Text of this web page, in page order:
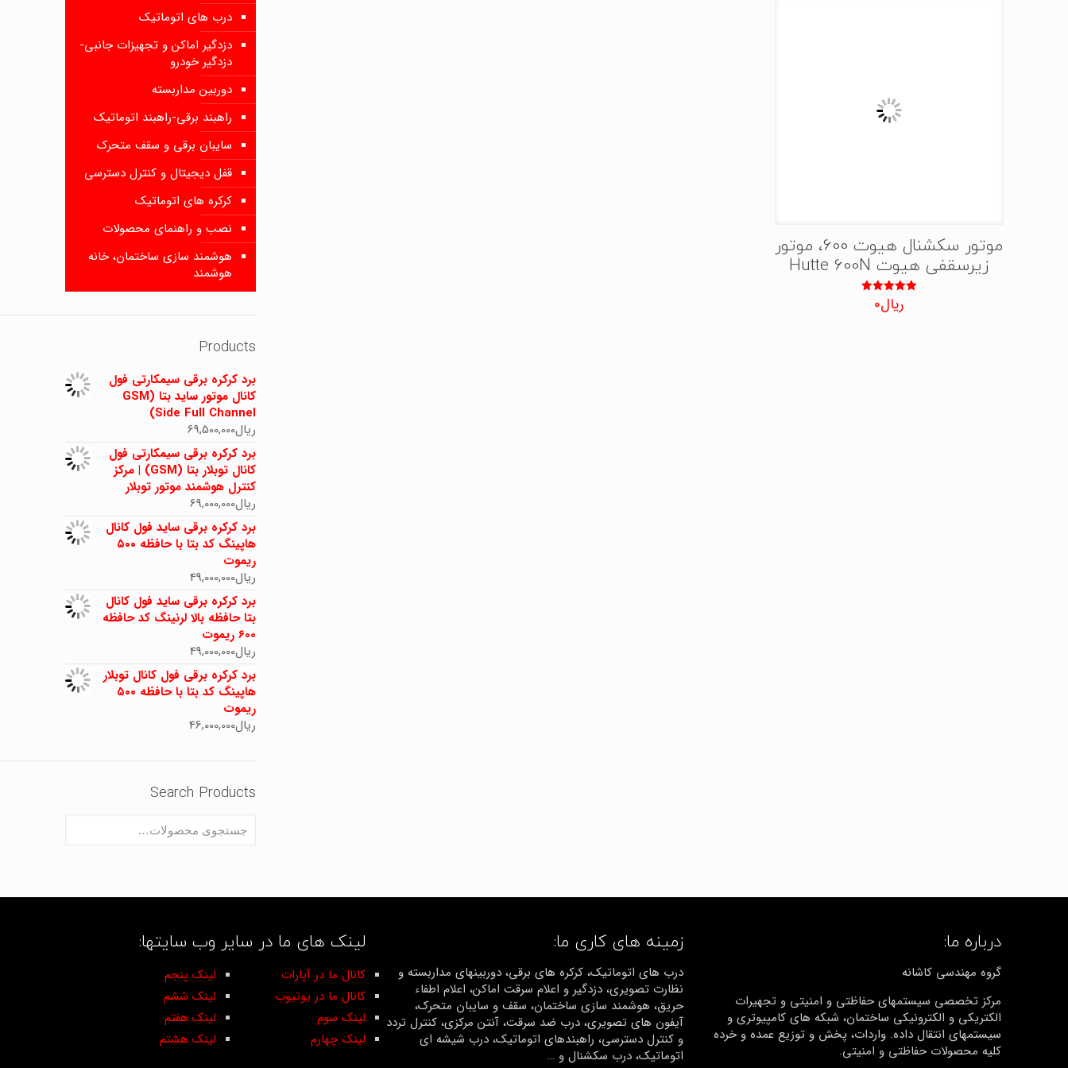
موتور سکشنال هیوت 600، موتور
زیرسقفی هیوت Hutte 600N
نمره
5.00
ریال0
درب های اتوماتیک
دزدگیر اماکن و تجهیزات جانبی-
دزدگیر خودرو
دوربین مداربسته
راهبند برقی-راهبند اتوماتیک
سایبان برقی و سقف متحرک
قفل دیجیتال و کنترل دسترسی
کرکره های اتوماتیک
نصب و راهنمای محصولات
هوشمند سازی ساختمان، خانه
هوشمند
Products
برد کرکره برقی سیمکارتی فول
کانال موتور ساید بتا (GSM
Side Full Channel)
ریال69,500,000
برد کرکره برقی سیمکارتی فول
کانال توبلار بتا (GSM) | مرکز
کنترل هوشمند موتور توبلار
ریال69,000,000
برد کرکره برقی ساید فول کانال
هاپینگ کد بتا با حافظه ۵۰۰
ریموت
ریال49,000,000
برد کرکره برقی ساید فول کانال
بتا حافظه بالا لرنینگ کد حافظه
600 ریموت
ریال49,000,000
برد کرکره برقی فول کانال توبلار
هاپینگ کد بتا با حافظه ۵۰۰
ریموت
ریال46,000,000
Search Products
درباره ما:
گروه مهندسی کاشانه
مرکز تخصصی سیستمهای حفاظتی و امنیتی و تجهیرات
الکتریکی و الکترونیکی ساختمان، شبکه های کامپیوتری و
سیستمهای انتقال داده. واردات، پخش و توزیع عمده و خرده
کلیه محصولات حفاظتی و امنیتی.
زمینه های کاری ما:
درب های اتوماتیک، کرکره های برقی، دوربینهای مداربسته و
نظارت تصویری، دزدگیر و اعلام سرقت اماکن، اعلام اطفاء
حریق، هوشمند سازی ساختمان، سقف و سایبان متحرک،
آیفون های تصویری، درب ضد سرقت، آنتن مرکزی، کنترل تردد
و کنترل دسترسی، راهبندهای اتوماتیک، درب شیشه ای
اتوماتیک، درب سکشنال و …
لینک های ما در سایر وب سایتها:
لینک پنجم
لینک ششم
لینک هفتم
لینک هشتم
کانال ما در آپارات
کانال ما در یوتیوب
لینک سوم
لینک چهارم